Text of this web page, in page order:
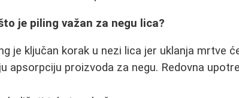
je piling važan za negu lica?
je ključan korak u nezi lica jer uklanja mrtve
apsorpciju proizvoda za negu. Redovna